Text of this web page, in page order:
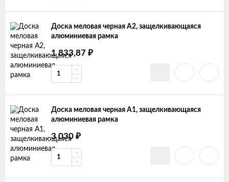
Доска меловая черная А2, защелкивающаяся
алюминиевая рамка
1 833,87 ₽
Доска меловая черная А1, защелкивающаяся
алюминиевая рамка
3 030 ₽